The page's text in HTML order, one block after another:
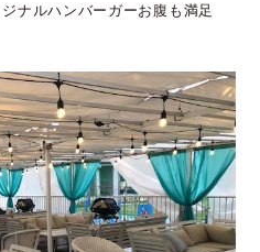
ナルハンバーガーお腹も満足